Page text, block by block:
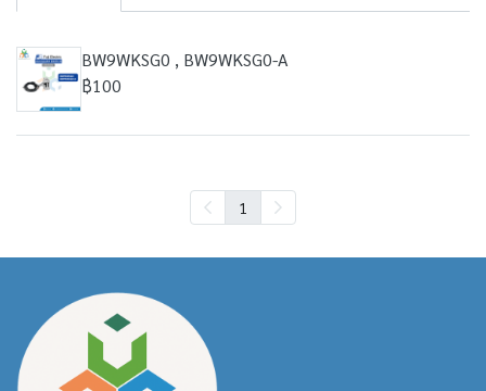
BW9WKSG0 , BW9WKSG0-A
฿100
1